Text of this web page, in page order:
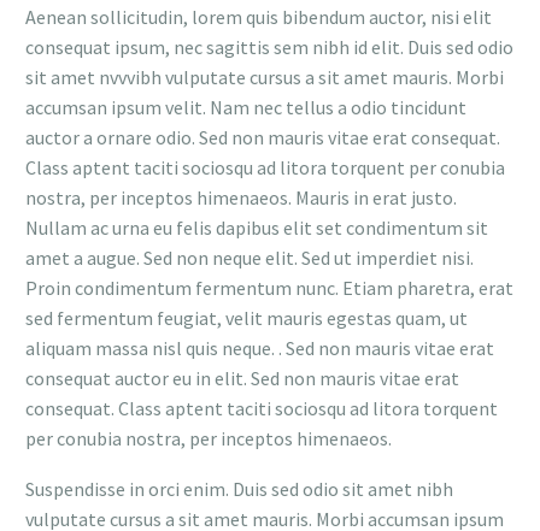
Aenean sollicitudin, lorem quis bibendum auctor, nisi elit
consequat ipsum, nec sagittis sem nibh id elit. Duis sed odio
sit amet nvvvibh vulputate cursus a sit amet mauris. Morbi
accumsan ipsum velit. Nam nec tellus a odio tincidunt
auctor a ornare odio. Sed non mauris vitae erat consequat.
Class aptent taciti sociosqu ad litora torquent per conubia
nostra, per inceptos himenaeos. Mauris in erat justo.
Nullam ac urna eu felis dapibus elit set condimentum sit
amet a augue. Sed non neque elit. Sed ut imperdiet nisi.
Proin condimentum fermentum nunc. Etiam pharetra, erat
sed fermentum feugiat, velit mauris egestas quam, ut
aliquam massa nisl quis neque. . Sed non mauris vitae erat
consequat auctor eu in elit. Sed non mauris vitae erat
consequat. Class aptent taciti sociosqu ad litora torquent
per conubia nostra, per inceptos himenaeos.
Suspendisse in orci enim. Duis sed odio sit amet nibh
vulputate cursus a sit amet mauris. Morbi accumsan ipsum